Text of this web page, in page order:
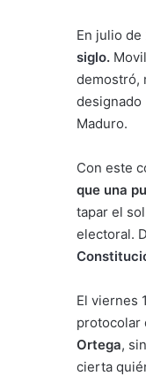
En julio
siglo.
demostró,
designado
Maduro.
Con este
que una
tapar el
electoral.
El viernes
protocolar
Ortega,
cierta